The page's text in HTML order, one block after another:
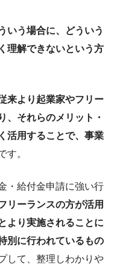
いう場合に、どういう
理解できないという方
来より起業家やフリー
、それらのメリット・
活用することで、事業
す。
・給付金申請に強い行
リーランスの方が活用
より実施されることに
別に行われているもの
して、整理しわかりや